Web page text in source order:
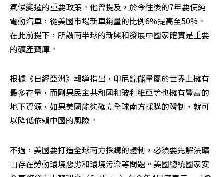
氣候變遷的重要政策。他曾提及，於今往後的7年要使純
電動汽車，從美國市場新車銷量的比例6%提高至50%。
在此前提下，所謂南半球的新興和發展中國家確實是重要
的礦產寶庫。
根據《日經亞洲》報導指出，印尼鎳儲量屬於世界上擁有
最多存量，而剛果民主共和國和玻利維亞等也擁有豐富的
地下資源，如果美國能夠確立全球南方採購的體制，就可
以降低依賴中國的風險。
不過，美國要打造全球南方採購的體制，必須要先解決礦
山存在勞動環境惡劣和環境污染等問題。美國總統國家安